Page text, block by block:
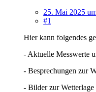
25. Mai 2025
#1
Hier kann folgendes
- Aktuelle Messwerte
- Besprechungen zur
- Bilder zur